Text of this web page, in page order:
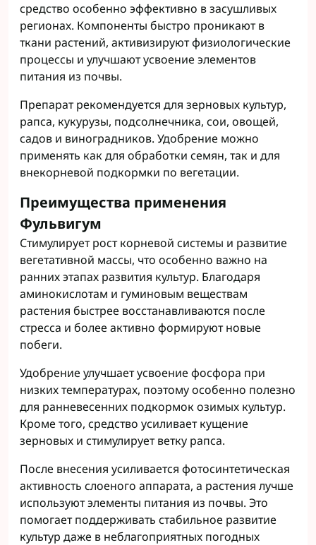
средство особенно эффективно в засушливых
регионах. Компоненты быстро проникают в
ткани растений, активизируют физиологические
процессы и улучшают усвоение элементов
питания из почвы.
Препарат рекомендуется для зерновых культур,
рапса, кукурузы, подсолнечника, сои, овощей,
садов и виноградников. Удобрение можно
применять как для обработки семян, так и для
внекорневой подкормки по вегетации.
Преимущества применения
Фульвигум
Стимулирует рост корневой системы и развитие
вегетативной массы, что особенно важно на
ранних этапах развития культур. Благодаря
аминокислотам и гуминовым веществам
растения быстрее восстанавливаются после
стресса и более активно формируют новые
побеги.
Удобрение улучшает усвоение фосфора при
низких температурах, поэтому особенно полезно
для ранневесенних подкормок озимых культур.
Кроме того, средство усиливает кущение
зерновых и стимулирует ветку рапса.
После внесения усиливается фотосинтетическая
активность слоеного аппарата, а растения лучше
используют элементы питания из почвы. Это
помогает поддерживать стабильное развитие
культур даже в неблагоприятных погодных